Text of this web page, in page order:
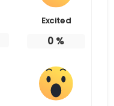
Excited
0 %